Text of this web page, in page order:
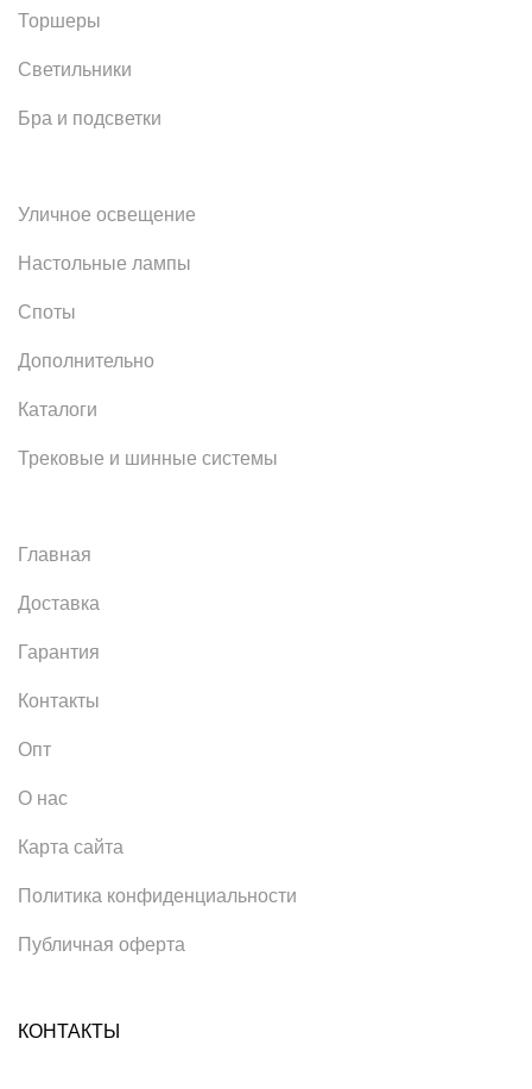
Торшеры
Светильники
Бра и подсветки
Уличное освещение
Настольные лампы
Споты
Дополнительно
Каталоги
Трековые и шинные системы
Главная
Доставка
Гарантия
Контакты
Опт
О нас
Карта сайта
Политика конфиденциальности
Публичная оферта
КОНТАКТЫ